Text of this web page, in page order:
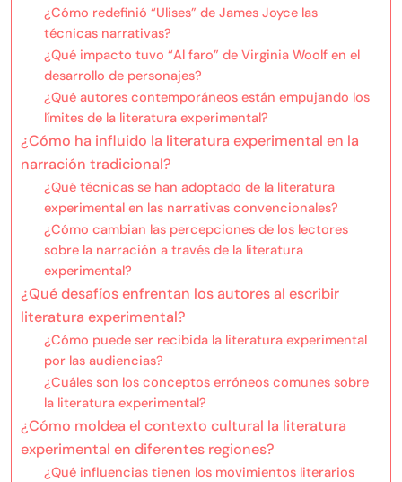
¿Cómo redefinió “Ulises” de James Joyce las
técnicas narrativas?
¿Qué impacto tuvo “Al faro” de Virginia Woolf en el
desarrollo de personajes?
¿Qué autores contemporáneos están empujando los
límites de la literatura experimental?
¿Cómo ha influido la literatura experimental en la
narración tradicional?
¿Qué técnicas se han adoptado de la literatura
experimental en las narrativas convencionales?
¿Cómo cambian las percepciones de los lectores
sobre la narración a través de la literatura
experimental?
¿Qué desafíos enfrentan los autores al escribir
literatura experimental?
¿Cómo puede ser recibida la literatura experimental
por las audiencias?
¿Cuáles son los conceptos erróneos comunes sobre
la literatura experimental?
¿Cómo moldea el contexto cultural la literatura
experimental en diferentes regiones?
¿Qué influencias tienen los movimientos literarios